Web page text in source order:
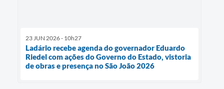
23 JUN 2026 - 10h27
Ladário recebe agenda do governador Eduardo
Riedel com ações do Governo do Estado, vistoria
de obras e presença no São João 2026